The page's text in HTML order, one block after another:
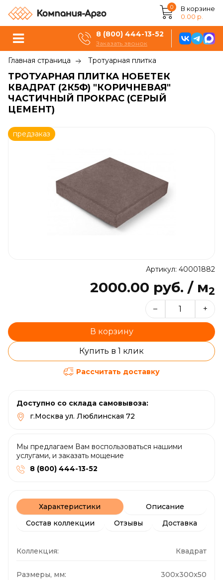
0
В корзине
0.00 р.
8 (800) 444-13-52
Заказать звонок
Главная страница Тротуарная плитка
ТРОТУАРНАЯ ПЛИТКА НОБЕТЕК
КВАДРАТ (2К5Ф) "КОРИЧНЕВАЯ"
ЧАСТИЧНЫЙ ПРОКРАС (СЕРЫЙ
ЦЕМЕНТ)
предзаказ
Артикул: 40001882
2000.00 руб. / м2
– +
В корзину
Купить в 1 клик
Рассчитать доставку
Доступно со склада самовывоза:
г.Москва ул. Люблинская 72
Мы предлагаем Вам воспользоваться нашими
услугами, и заказать мощение
8 (800) 444-13-52
Характеристики
Описание
Состав коллекции
Отзывы Доставка
Коллекция: Квадрат
Размеры, мм: 300x300x50